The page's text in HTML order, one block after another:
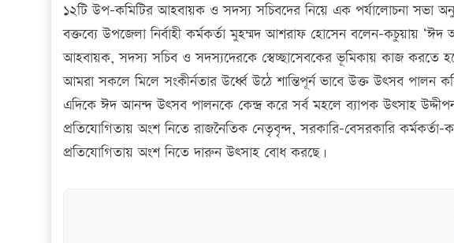
১২টি উপ-কমিটির আহবায়ক ও সদস্য সচিবদের নিয়ে এক পর্যালোচনা সভা
বক্তব্যে উপজেলা নির্বাহী কর্মকর্তা মুহম্মদ আশরাফ হোসেন বলেন-কচুয়ায়
আহবায়ক, সদস্য সচিব ও সদস্যদেরকে স্বেচ্ছাসেবকের ভূমিকায় কাজ করতে
আমরা সকলে মিলে সংকীর্নতার উর্ধ্বে উঠে শান্তিপূর্ন ভাবে উক্ত উৎসব পালন
এদিকে ঈদ আনন্দ উৎসব পালনকে কেন্দ্র করে সর্ব মহলে ব্যাপক উৎসাহ
প্রতিযোগিতায় অংশ নিতে রাজনৈতিক নেতৃবৃন্দ, সরকারি-বেসরকারি কর্মকর্তা-
প্রতিযোগিতায় অংশ নিতে দারুন উৎসাহ বোধ করছে।